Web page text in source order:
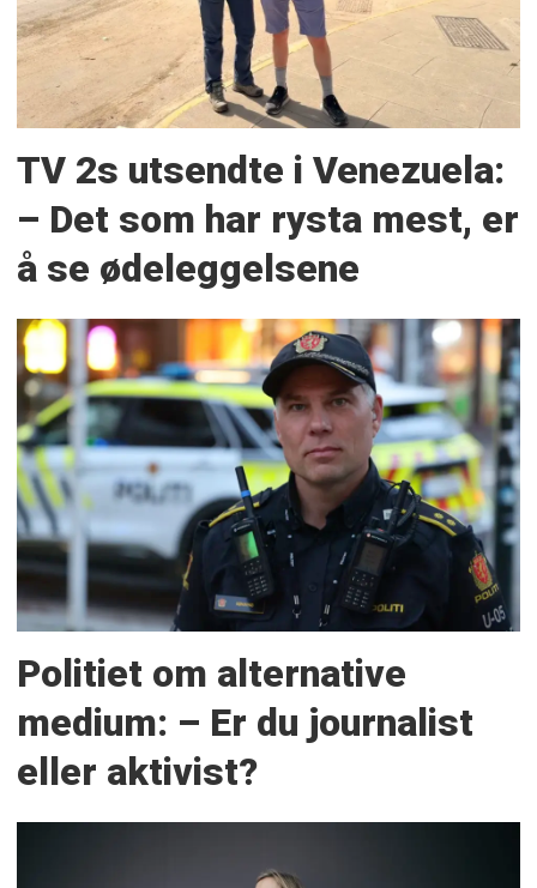
TV 2s utsendte i Venezuela:
– Det som har rysta mest, er
å se ødeleggelsene
Politiet om alternative
medium: – Er du journalist
eller aktivist?